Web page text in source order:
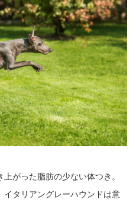
がった脂肪の少ない体つき。
イタリアングレーハウンドは意